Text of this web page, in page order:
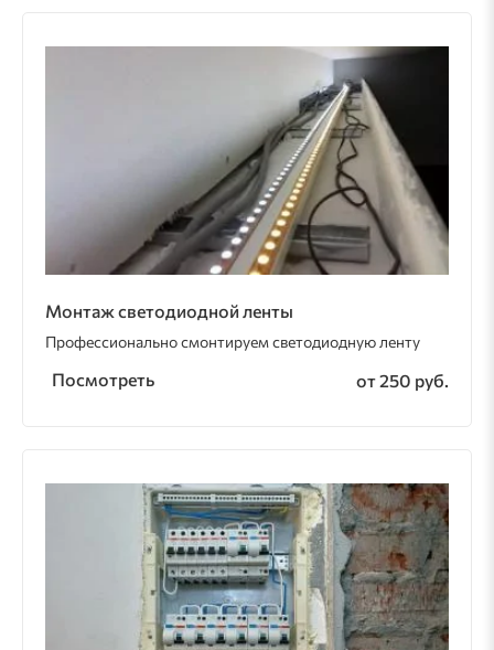
Монтаж светодиодной ленты
Профессионально смонтируем светодиодную ленту
Посмотреть от 250 руб.